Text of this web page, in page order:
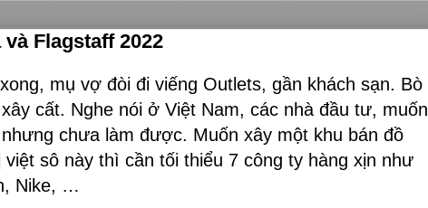
Flagstaff 2022
mụ vợ đòi đi viếng Outlets, gần khách sạn. Bò
cất. Nghe nói ở Việt Nam, các nhà đầu tư, muốn
chưa làm được. Muốn xây một khu bán đồ
sô này thì cần tối thiểu 7 công ty hàng xịn như
Nike, …